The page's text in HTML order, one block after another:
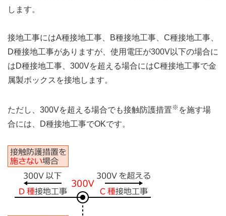
します。
接地工事にはA種接地工事、B種接地工事、C種接地工事、
D種接地工事がありますが、使用電圧が300V以下の場合に
はD種接地工事、300Vを超える場合にはC種接地工事で金
属製ボックスを接地します。
ただし、300Vを超える場合でも接触防護措置 ※ を施す場
合には、D種接地工事でOKです。